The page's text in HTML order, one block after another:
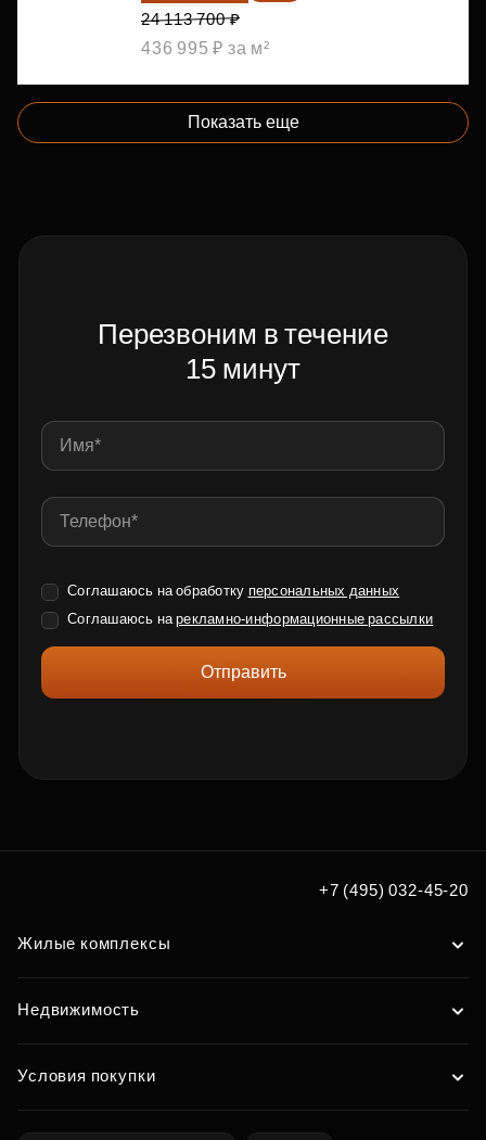
24 113 700 ₽
436 995 ₽ за м²
Показать еще
Перезвоним в течение
15 минут
Соглашаюсь на обработку персональных данных
Соглашаюсь нарекламно-информационные рассылки
Отправить
+7 (495) 032-45-20
Жилые комплексы
Недвижимость
Условия покупки